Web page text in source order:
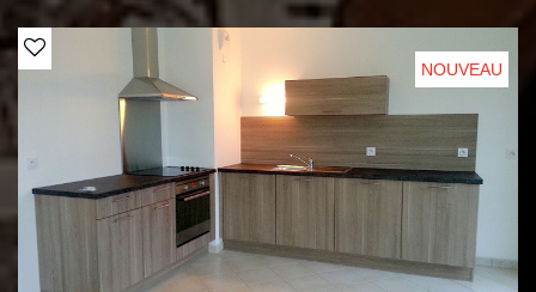
électricité et gaz). Honoraires d'agence à la charge du
locataire : 336 €. Dépôt de garantie : 400 €. A découvrir
sur notre site internet. Contact : 02 99 64 51 20.
NOUVEAU